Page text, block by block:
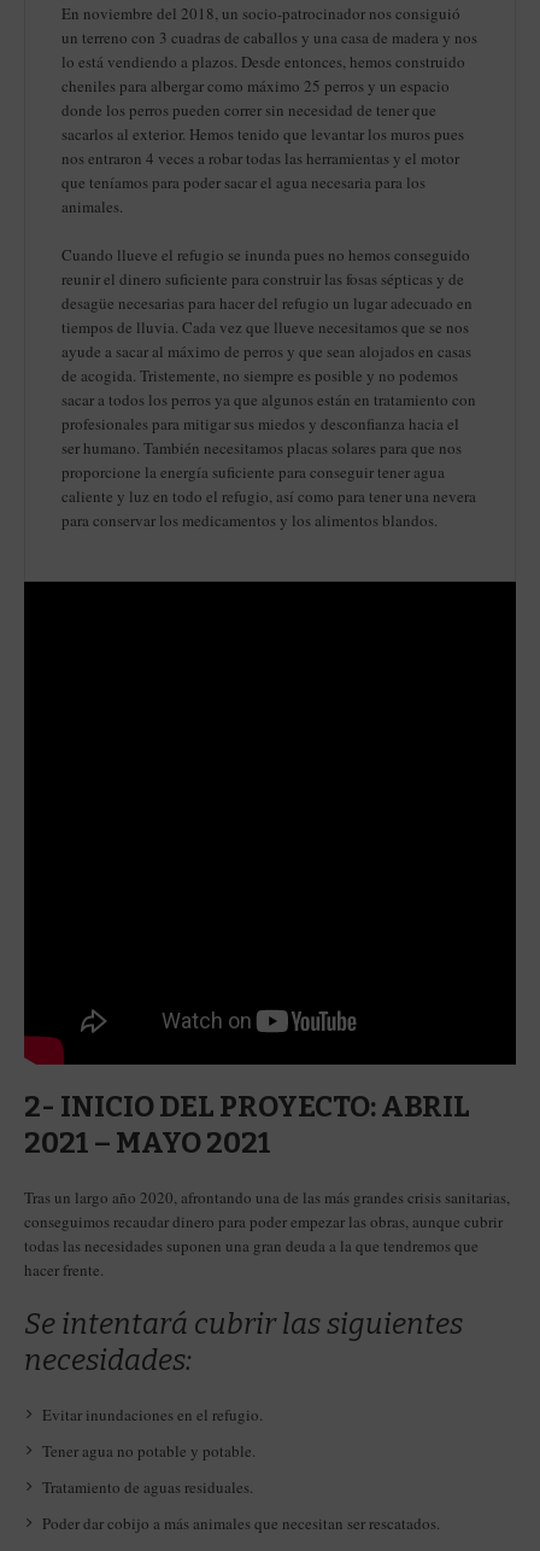
En noviembre del 2018, un socio-patrocinador nos consiguió
un terreno con 3 cuadras de caballos y una casa de madera y nos
lo está vendiendo a plazos. Desde entonces, hemos construido
cheniles para albergar como máximo 25 perros y un espacio
donde los perros pueden correr sin necesidad de tener que
sacarlos al exterior. Hemos tenido que levantar los muros pues
nos entraron 4 veces a robar todas las herramientas y el motor
que teníamos para poder sacar el agua necesaria para los
animales.
Cuando llueve el refugio se inunda pues no hemos conseguido
reunir el dinero suficiente para construir las fosas sépticas y de
desagüe necesarias para hacer del refugio un lugar adecuado en
tiempos de lluvia. Cada vez que llueve necesitamos que se nos
ayude a sacar al máximo de perros y que sean alojados en casas
de acogida. Tristemente, no siempre es posible y no podemos
sacar a todos los perros ya que algunos están en tratamiento con
profesionales para mitigar sus miedos y desconfianza hacia el
ser humano. También necesitamos placas solares para que nos
proporcione la energía suficiente para conseguir tener agua
caliente y luz en todo el refugio, así como para tener una nevera
para conservar los medicamentos y los alimentos blandos.
2- INICIO DEL PROYECTO: ABRIL
2021 – MAYO 2021
Tras un largo año 2020, afrontando una de las más grandes crisis sanitarias,
conseguimos recaudar dinero para poder empezar las obras, aunque cubrir
todas las necesidades suponen una gran deuda a la que tendremos que
hacer frente.
Se intentará cubrir las siguientes
necesidades:
Evitar inundaciones en el refugio.
Tener agua no potable y potable.
Tratamiento de aguas residuales.
Poder dar cobijo a más animales que necesitan ser rescatados.